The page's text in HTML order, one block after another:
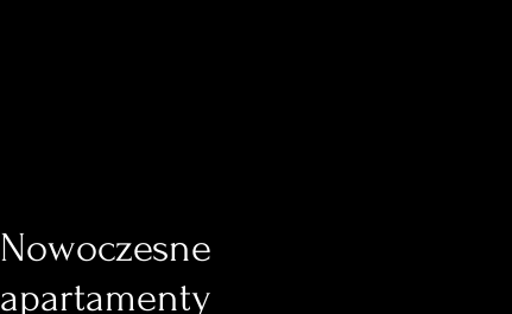
Nowoczesne
apartamenty